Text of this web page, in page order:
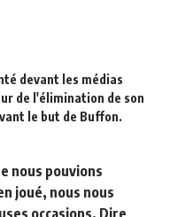
devant les médias
de l'élimination de son
le but de Buffon.
nous pouvions
joué, nous nous